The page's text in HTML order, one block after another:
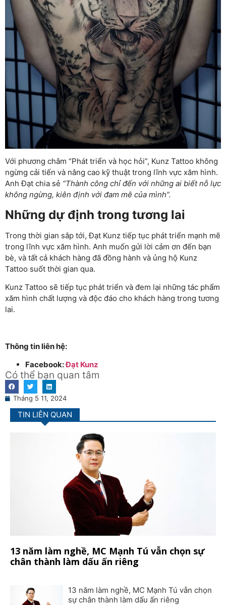
Với phương châm “Phát triển và học hỏi”, Kunz Tattoo không
ngừng cải tiến và nâng cao kỹ thuật trong lĩnh vực xăm hình.
Anh Đạt chia sẻ “Thành công chỉ đến với những ai biết nỗ lực
không ngừng, kiên định với đam mê của mình”.
Những dự định trong tương lai
Trong thời gian sắp tới, Đạt Kunz tiếp tục phát triển mạnh mẽ
trong lĩnh vực xăm hình. Anh muốn gửi lời cảm ơn đến bạn
bè, và tất cả khách hàng đã đồng hành và ủng hộ Kunz
Tattoo suốt thời gian qua.
Kunz Tattoo sẽ tiếp tục phát triển và đem lại những tác phẩm
xăm hình chất lượng và độc đáo cho khách hàng trong tương
lai.
Thông tin liên hệ:
Facebook:Đạt Kunz
Có thể bạn quan tâm
Tháng 5 11, 2024
TIN LIÊN QUAN
13 năm làm nghề, MC Mạnh Tú vẫn chọn sự
chân thành làm dấu ấn riêng
13 năm làm nghề, MC Mạnh Tú vẫn chọn
sự chân thành làm dấu ấn riêng